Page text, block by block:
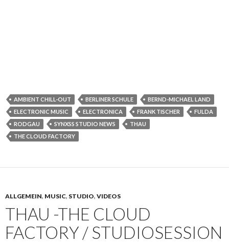
AMBIENT CHILL-OUT BERLINER SCHULE
BERND-MICHAEL LAND
ELECTRONIC MUSIC
ELECTRONICA FRANK TISCHER
FULDA
RODGAU
SYNXSS STUDIO NEWS
THAU
THE CLOUD FACTORY
ALLGEMEIN, MUSIC, STUDIO, VIDEOS
THAU -THE CLOUD
FACTORY / STUDIOSESSION